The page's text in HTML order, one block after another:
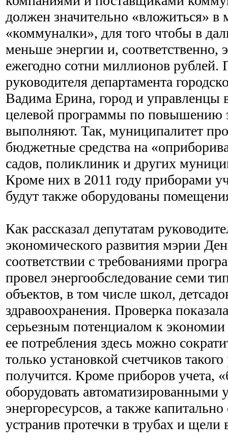
должен значительно «вложиться»
«коммуналки», для того чтобы в
меньше энергии и, соответственно,
ежегодно сотни миллионов рублей.
руководителя департамента
Вадима Ерина, город и
целевой программы по повышению
выполняют. Так, муниципалитет
бюджетные средства на
садов, поликлиник и других
Кроме них в 2011 году приборами
будут также оборудованы
Как рассказал депутатам
экономического развития мэрии
соответствии с требованиями
провел энергообследование семи
объектов, в том числе школ,
здравоохранения. Проверка
серьезным потенциалом к экономии
ее потребления здесь можно
только установкой счетчиков такого
получится. Кроме приборов учета,
оборудовать автоматизированными
энергоресурсов, а также
устранив протечки в трубах и щели